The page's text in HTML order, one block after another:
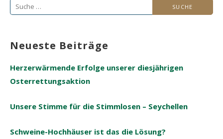
Suche
Neueste Beiträge
Herzerwärmende Erfolge unserer diesjährigen
Osterrettungsaktion
Unsere Stimme für die Stimmlosen – Seychellen
Schweine-Hochhäuser ist das die Lösung?